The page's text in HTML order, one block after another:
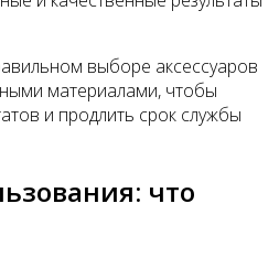
выборе аксессуаров
материалами, чтобы
и продлить срок службы
что